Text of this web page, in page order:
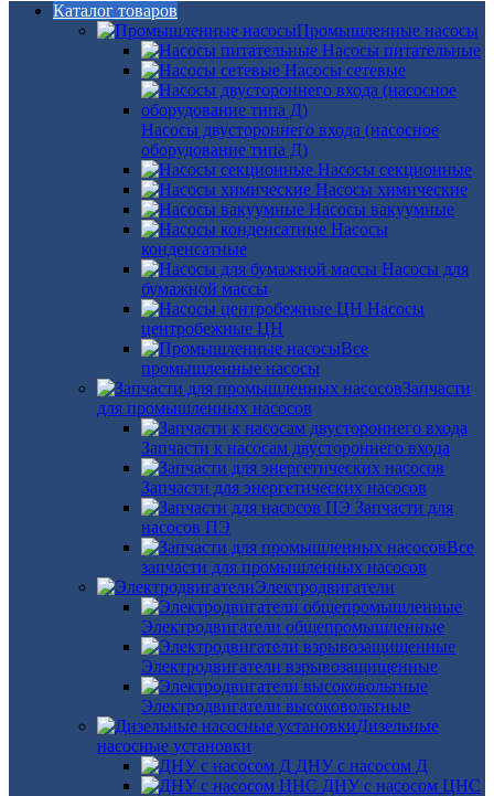
Каталог товаров
Промышленные насосы
Насосы питательные
Насосы сетевые
Насосы двустороннего входа (насосное
оборудование типа Д)
Насосы секционные
Насосы химические
Насосы вакуумные
Насосы
конденсатные
Насосы для
бумажной массы
Насосы
центробежные ЦН
Все
промышленные насосы
Запчасти
для промышленных насосов
Запчасти к насосам двустороннего входа
Запчасти для энергетических насосов
Запчасти для
насосов ПЭ
Все
запчасти для промышленных насосов
Электродвигатели
Электродвигатели общепромышленные
Электродвигатели взрывозащищенные
Электродвигатели высоковольтные
Дизельные
насосные установки
ДНУ с насосом Д
ДНУ с насосом ЦНС